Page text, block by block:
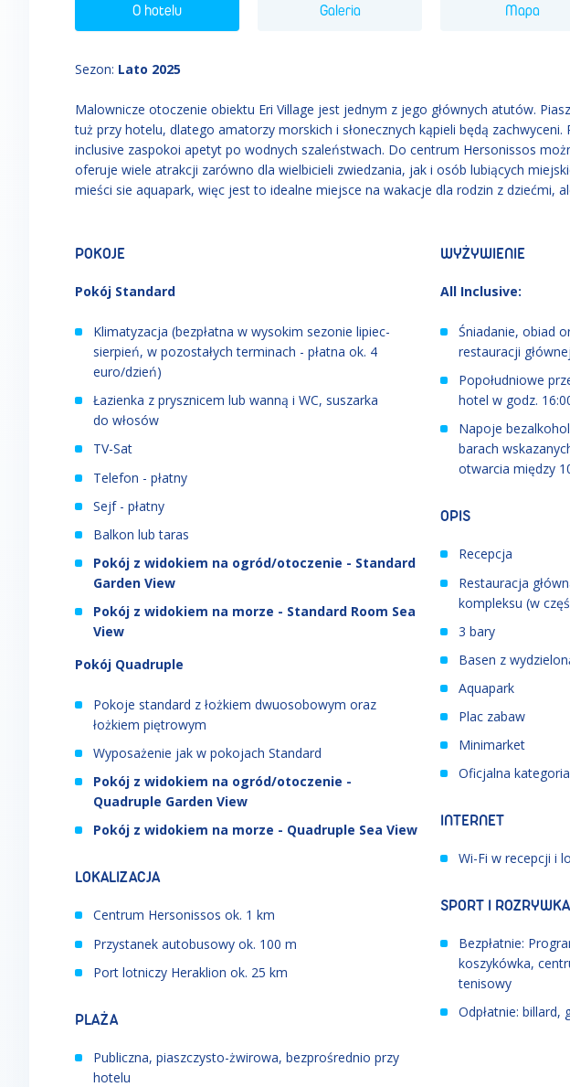
O hotelu Galeria Mapa
Sezon: Lato 2025
Malownicze otoczenie obiektu Eri Village jest jednym z jego głównych atutów.
tuż przy hotelu, dlatego amatorzy morskich i słonecznych kąpieli będą
inclusive zaspokoi apetyt po wodnych szaleństwach. Do centrum Hersonissos
oferuje wiele atrakcji zarówno dla wielbicieli zwiedzania, jak i osób lubiących
mieści sie aquapark, więc jest to idealne miejsce na wakacje dla rodzin z dziećmi,
POKOJE
Pokój Standard
Klimatyzacja (bezpłatna w wysokim sezonie lipiec-
sierpień, w pozostałych terminach - płatna ok. 4
euro/dzień)
Łazienka z prysznicem lub wanną i WC, suszarka
do włosów
TV-Sat
Telefon - płatny
Sejf - płatny
Balkon lub taras
Pokój z widokiem na ogród/otoczenie - Standard
Garden View
Pokój z widokiem na morze - Standard Room Sea
View
Pokój Quadruple
Pokoje standard z łożkiem dwuosobowym oraz
łożkiem piętrowym
Wyposażenie jak w pokojach Standard
Pokój z widokiem na ogród/otoczenie -
Quadruple Garden View
Pokój z widokiem na morze - Quadruple Sea View
LOKALIZACJA
Centrum Hersonissos ok. 1 km
Przystanek autobusowy ok. 100 m
Port lotniczy Heraklion ok. 25 km
PLAŻA
Publiczna, piaszczysto-żwirowa, bezprośrednio przy
hotelu
WYŻYWIENIE
All Inclusive:
Śniadanie, obiad
restauracji głównej
Popołudniowe
hotel w godz.
Napoje
barach
otwarcia między
OPIS
Recepcja
Restauracja
kompleksu (w
3 bary
Basen z
Aquapark
Plac zabaw
Minimarket
Oficjalna
INTERNET
Wi-Fi w recepcji i
SPORT I ROZRYWKA
Bezpłatnie:
koszykówka,
tenisowy
Odpłatnie: billard,